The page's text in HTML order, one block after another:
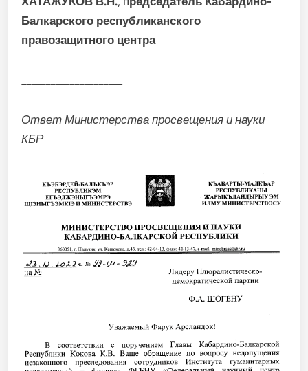
Балкарского республиканского
правозащитного центра
Ответ Министерства просвещения и науки
КБР